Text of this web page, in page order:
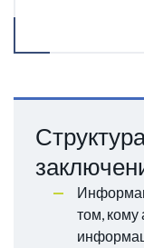
том, кому